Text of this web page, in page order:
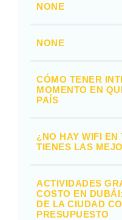
NONE
NONE
CÓMO TENER
MOMENTO EN
PAÍS
¿NO HAY WIFI
TIENES LAS
ACTIVIDADES
COSTO EN
DE LA CIUDAD
PRESUPUESTO